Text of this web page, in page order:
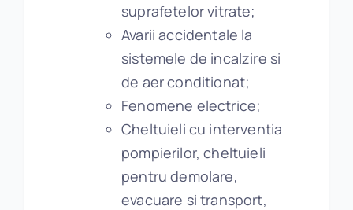
suprafetelor vitrate;
Avarii accidentale la
sistemele de incalzire si
de aer conditionat;
Fenomene electrice;
Cheltuieli cu interventia
pompierilor, cheltuieli
pentru demolare,
evacuare si transport,